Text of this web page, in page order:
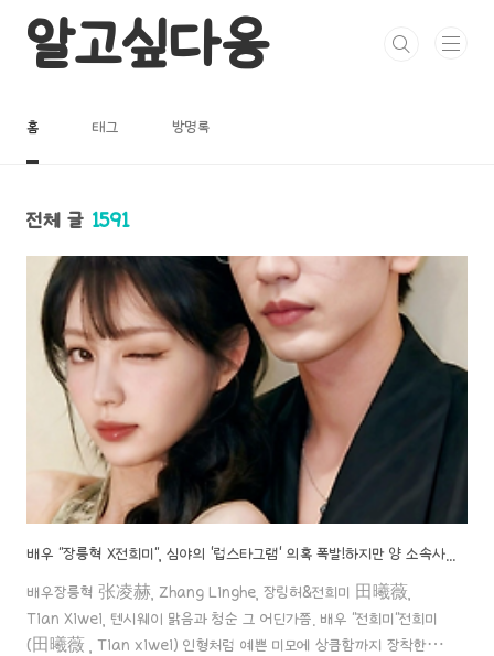
알고싶다옹
홈 태그 방명록
전체 글 1591
배우장릉혁 张凌赫, Zhang Linghe, 장링허&전희미 田曦薇,
Tian Xiwei, 텐시웨이 맑음과 청순 그 어딘가쯤. 배우 "전희미"전희미
(田曦薇 , Tian xiwei) 인형처럼 예쁜 미모에 상큼함까지 장착한 배